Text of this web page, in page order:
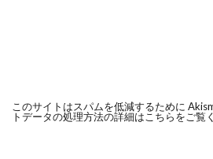
このサイトはスパムを低減するために
トデータの処理方法の詳細はこちらをご覧